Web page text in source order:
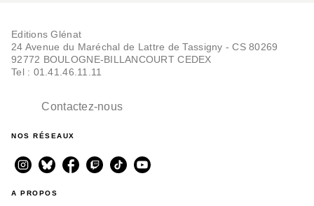
Editions Glénat
24 Avenue du Maréchal de Lattre de Tassigny - CS 80269
92772 BOULOGNE-BILLANCOURT CEDEX
Tel : 01.41.46.11.11
Contactez-nous
NOS RÉSEAUX
A PROPOS